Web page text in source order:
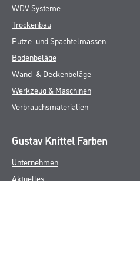
WDV-Systeme
Trockenbau
Putze- und Spachtelmassen
Bodenbeläge
Wand- & Deckenbeläge
Werkzeug & Maschinen
Verbrauchsmaterialien
Gustav Knittel Farben
Unternehmen
Aktuelles